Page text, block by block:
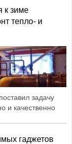
к зиме
тепло- и
задачу
и качественно
гаджетов